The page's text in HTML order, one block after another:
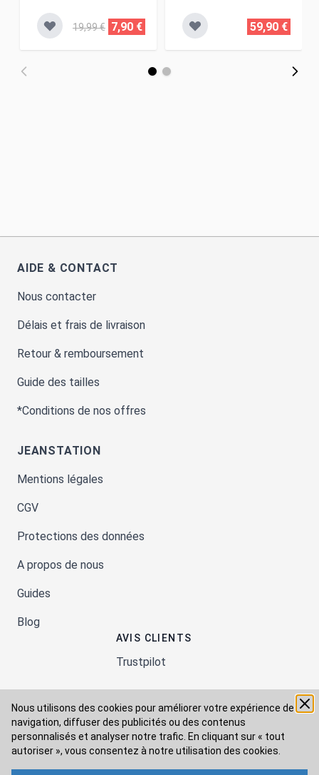
Nous utilisons des cookies pour améliorer votre expérience de
navigation, diffuser des publicités ou des contenus
personnalisés et analyser notre trafic. En cliquant sur « tout
autoriser », vous consentez à notre utilisation des cookies.
19,99 € 7,90 € 59,90 €
AIDE & CONTACT
Nous contacter
Délais et frais de livraison
Retour & remboursement
Guide des tailles
*Conditions de nos offres
JEANSTATION
Mentions légales
CGV
Protections des données
A propos de nous
Guides
Blog
AVIS CLIENTS
Trustpilot
Moyens de paiement